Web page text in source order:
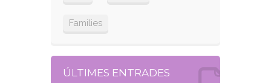
Families
ÚLTIMES ENTRADES